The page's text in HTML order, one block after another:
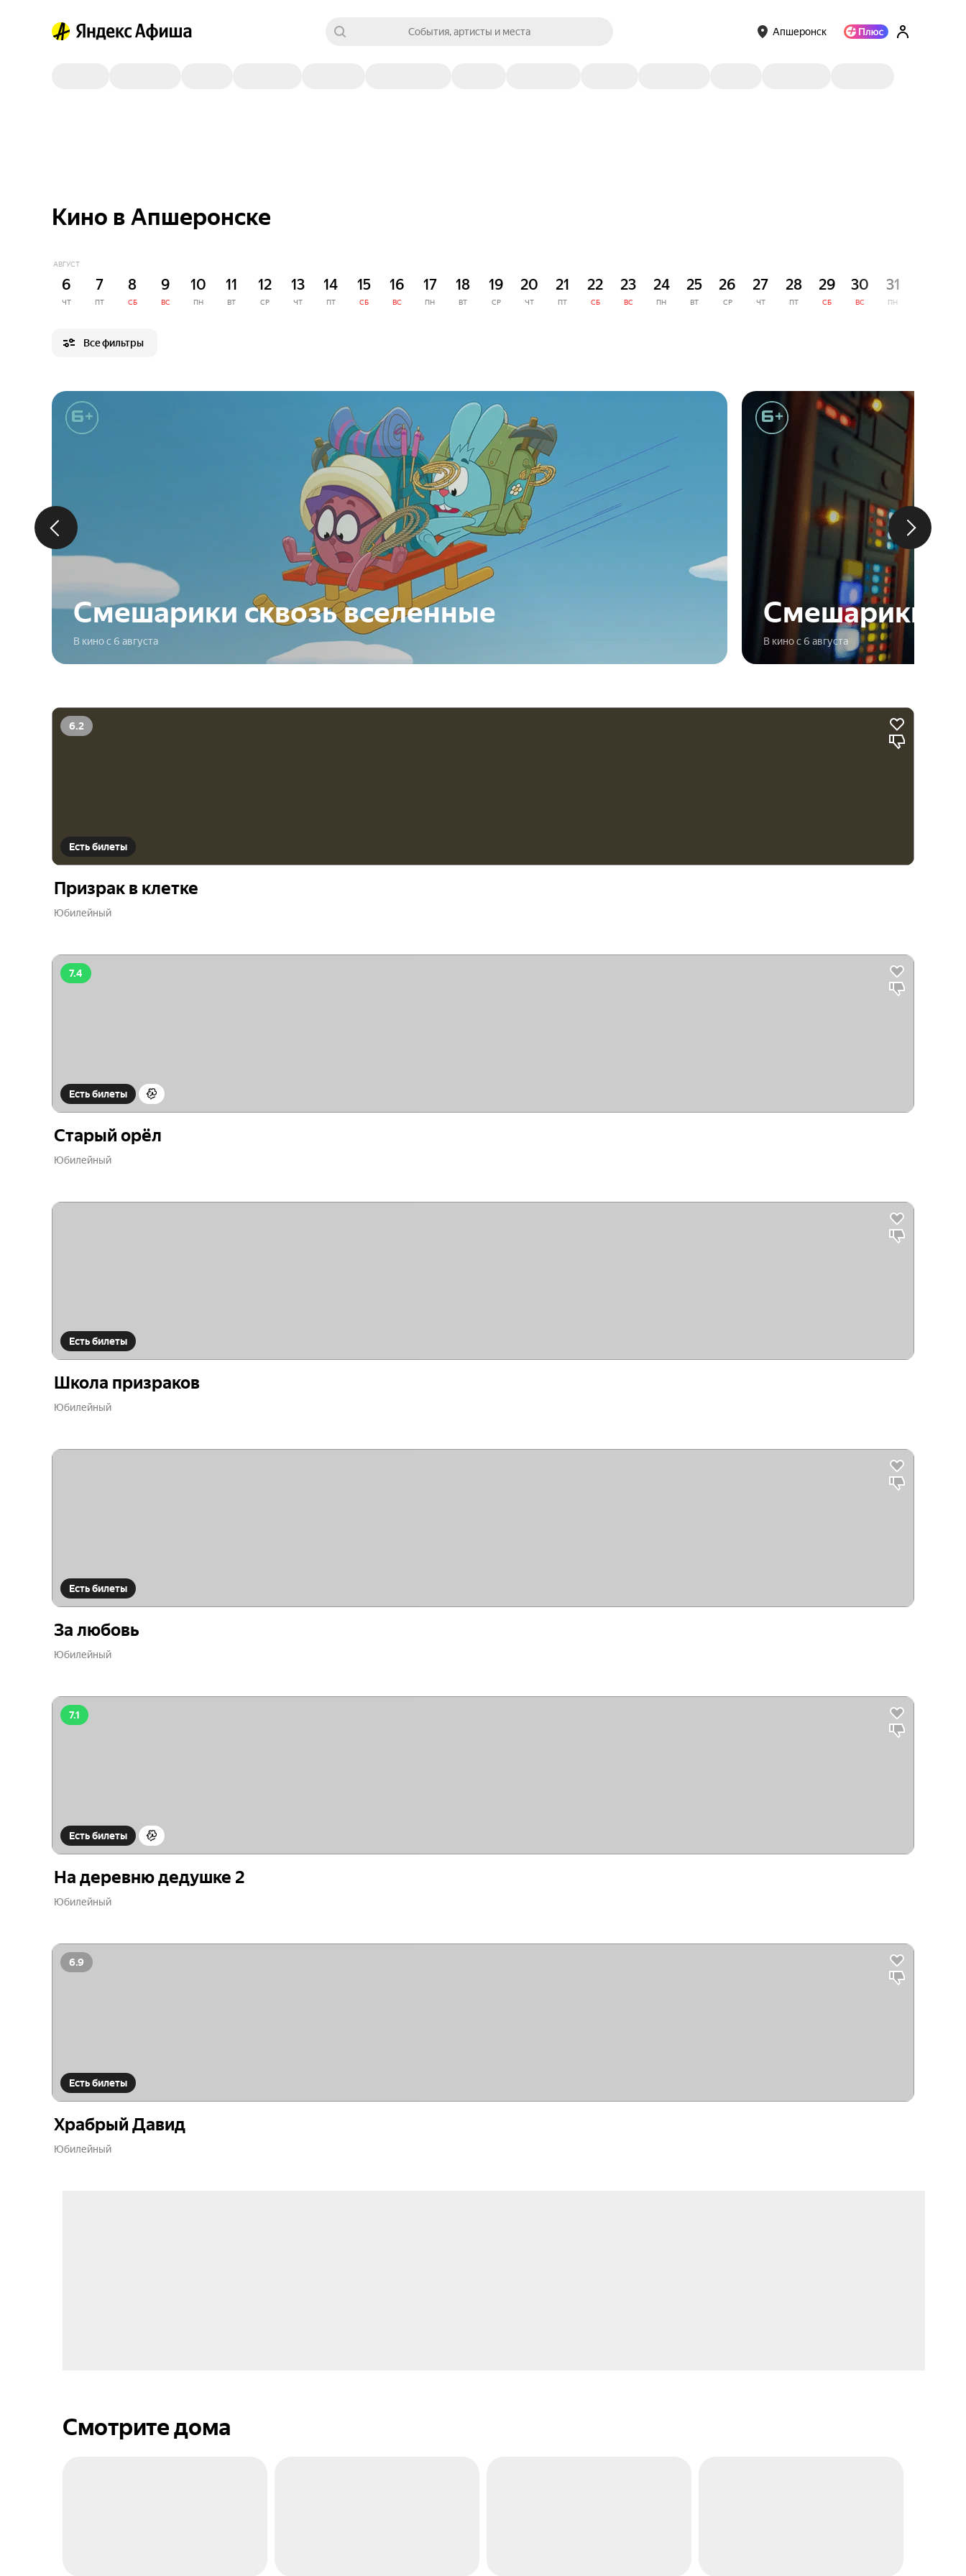
События, артисты и места Апшеронск
Кино в Апшеронске
АВГУСТ
6
ЧТ
7
ПТ
8
СБ
9
ВС
10
ПН
11
ВТ
12
СР
13
ЧТ
14
ПТ
15
СБ
16
ВС
17
ПН
18
ВТ
19
СР
20
ЧТ
21
ПТ
22
СБ
23
ВС
24
ПН
25
ВТ
26
СР
27
ЧТ
28
ПТ
29
СБ
30
ВС
31
ПН
Все фильтры
Смешарики сквозь вселенные
В кино с 6 августа
Смешарики
В кино с 6 августа
6.2
Есть билеты
Призрак в клетке
Юбилейный
7.4
Есть билеты
Старый орёл
Юбилейный
Есть билеты
Школа призраков
Юбилейный
Есть билеты
За любовь
Юбилейный
7.1
Есть билеты
На деревню дедушке 2
Юбилейный
6.9
Есть билеты
Храбрый Давид
Юбилейный
Смотрите дома